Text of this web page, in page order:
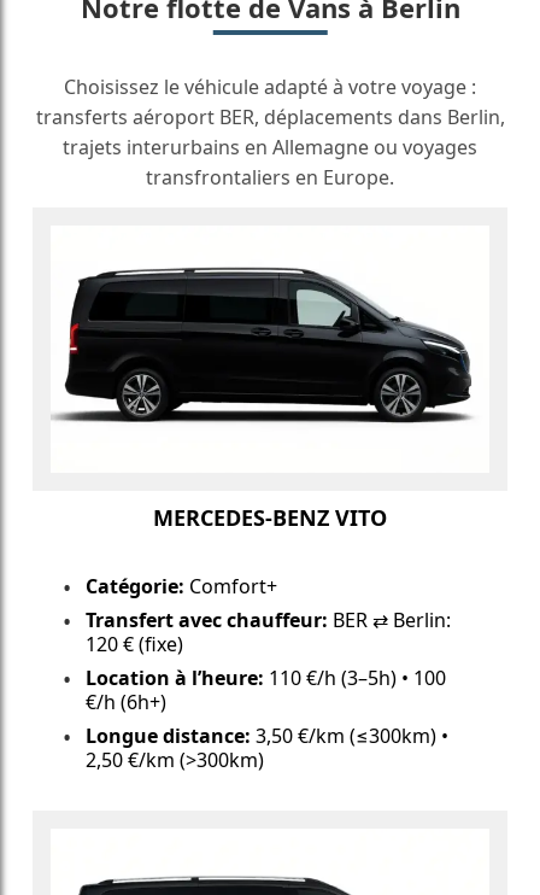
Choisissez le véhicule adapté à votre voyage :
transferts aéroport BER, déplacements dans Berlin,
trajets interurbains en Allemagne ou voyages
transfrontaliers en Europe.
MERCEDES-BENZ VITO
Catégorie: Comfort+
Transfert avec chauffeur: BER ⇄ Berlin:
120 € (fixe)
Location à l’heure: 110 €/h (3–5h) • 100
€/h (6h+)
Longue distance: 3,50 €/km (≤300km) •
2,50 €/km (>300km)